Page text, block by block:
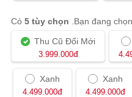
Có5 tùy chọn .Bạn đang
Thu Cũ Đổi Mới
3.999.000đ
Xanh
4.499.000đ
Xanh
4.499.000đ